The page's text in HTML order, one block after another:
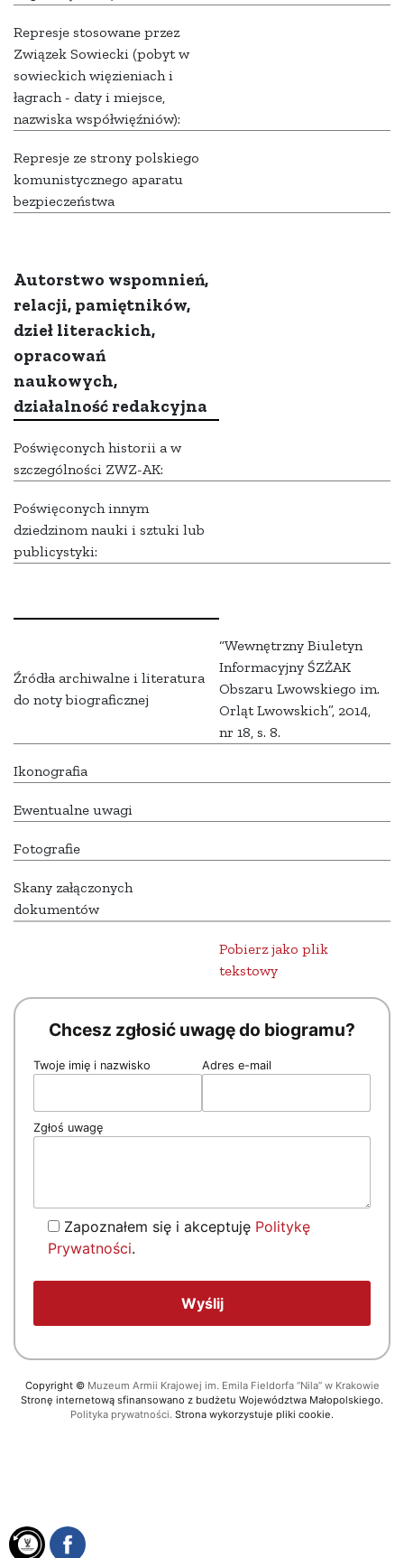
Represje stosowane przez
Związek Sowiecki (pobyt w
sowieckich więzieniach i
łagrach - daty i miejsce,
nazwiska współwięźniów):
Represje ze strony polskiego
komunistycznego aparatu
bezpieczeństwa
Autorstwo wspomnień,
relacji, pamiętników,
dzieł literackich,
opracowań
naukowych,
działalność redakcyjna
Poświęconych historii a w
szczególności ZWZ-AK:
Poświęconych innym
dziedzinom nauki i sztuki lub
publicystyki:
Źródła archiwalne i literatura
do noty biograficznej
“Wewnętrzny Biuletyn
Informacyjny ŚZŻAK
Obszaru Lwowskiego im.
Orląt Lwowskich”, 2014,
nr 18, s. 8.
Ikonografia
Ewentualne uwagi
Fotografie
Skany załączonych
dokumentów
Pobierz jako plik
tekstowy
Chcesz zgłosić uwagę do biogramu?
Twoje imię i nazwisko Adres e-mail
Zgłoś uwagę
Zapoznałem się i akceptuję Politykę
Prywatności.
Copyright © Muzeum Armii Krajowej im. Emila Fieldorfa “Nila” w Krakowie
Stronę internetową sfinansowano z budżetu Województwa Małopolskiego.
Polityka prywatności. Strona wykorzystuje pliki cookie.